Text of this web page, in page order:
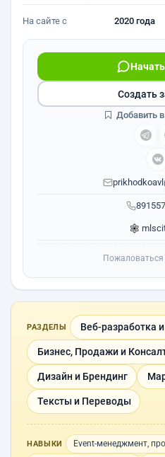
На сайте с 2020 года
Создать
Добавить
РАЗДЕЛЫ Веб-разработка
Бизнес, Продажи и
Дизайн и Брендинг
Тексты и Переводы
НАВЫКИ
Event-менеджмент,